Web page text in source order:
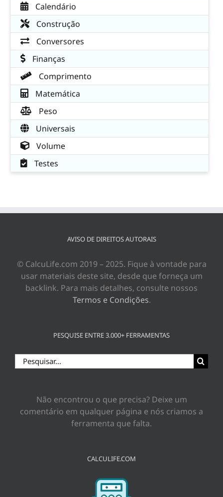
Calendário
Construção
Conversores
Finanças
Comprimento
Matemática
Peso
Universais
Volume
Testes
AVISO DE DIREITOS AUTORAIS
© CalcuLife.com 2019 – 2025. Fique à vontade para
usar materiais deste site, desde que forneça um
backlink. Para mais detalhes, consulte nossos
Termos e Condições.
PESQUISE ENTRE 3.000+ FERRAMENTAS
Buscar
resultados
Não encontrou o que precisa? Deixe um
comentário em qualquer página e nós criamos a
ferramenta que falta.
CALCULIFE.COM